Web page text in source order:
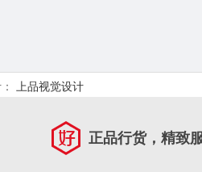
上品视觉设计
正品行货，精致